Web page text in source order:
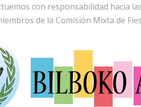
con responsabilidad hacia
de la Comisión Mixta de